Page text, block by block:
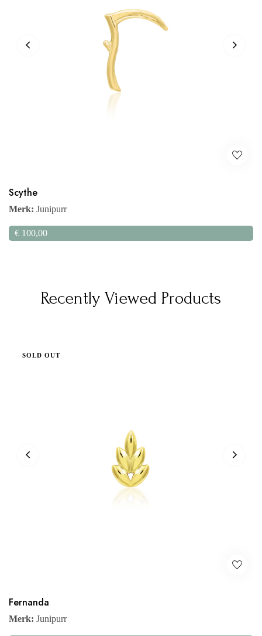
Scythe
Merk: Junipurr
€ 100,00
Recently Viewed Products
SOLD OUT
Fernanda
Merk: Junipurr